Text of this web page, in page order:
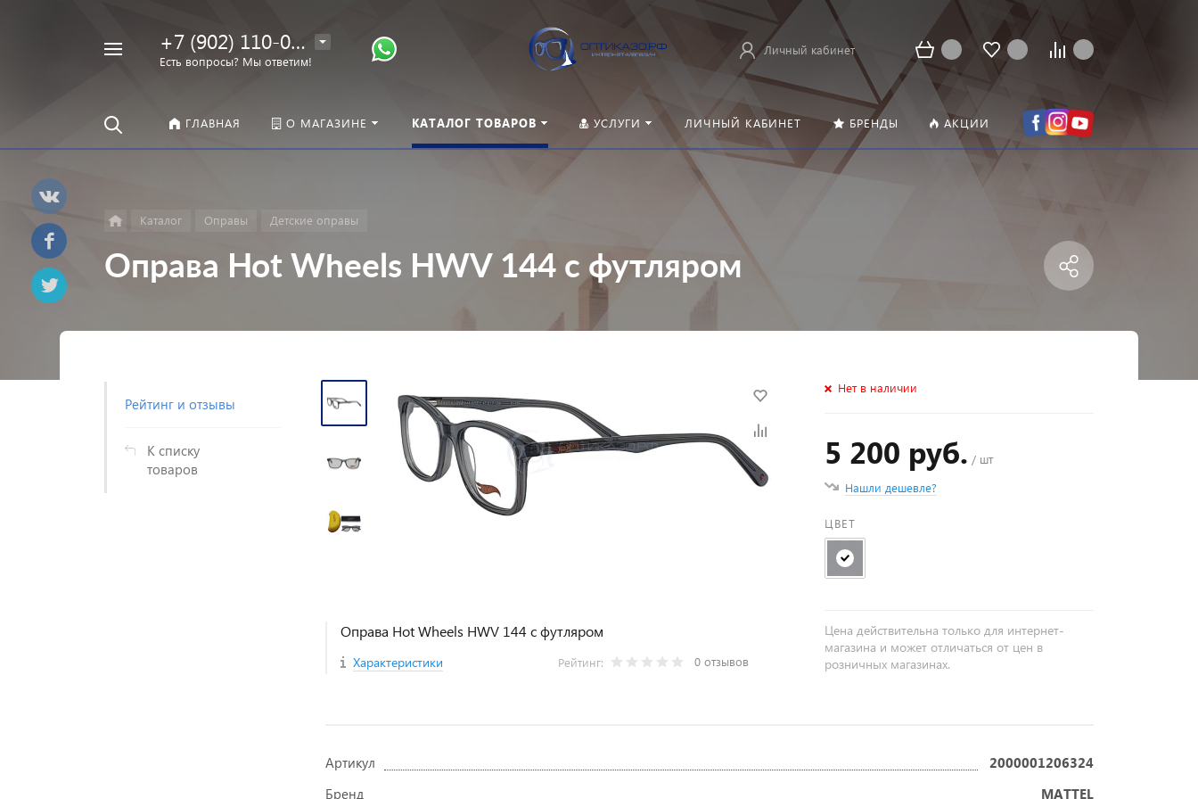
+7 (902) 110-00-22
Есть вопросы? Мы ответим!
Личный кабинет
ГЛАВНАЯ О МАГАЗИНЕ КАТАЛОГ ТОВАРОВ УСЛУГИ ЛИЧНЫЙ КАБИНЕТ БРЕНДЫ АКЦИИ
Каталог Оправы Детские оправы
Оправа Hot Wheels HWV 144 с футляром
Рейтинг и отзывы
К списку
товаров
Оправа Hot Wheels HWV 144 с футляром
Характеристики Рейтинг: 0 отзывов
Нет в наличии
5 200 руб. / шт
Нашли дешевле?
ЦВЕТ
Цена действительна только для интернет-
магазина и может отличаться от цен в
розничных магазинах.
Артикул
2000001206324
Бренд
MATTEL